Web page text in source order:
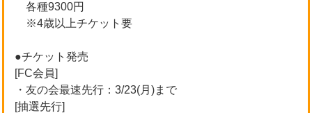
各種9300円
※4歳以上チケット要
●チケット発売
[FC会員]
・友の会最速先行：3/23(月)まで
[抽選先行]